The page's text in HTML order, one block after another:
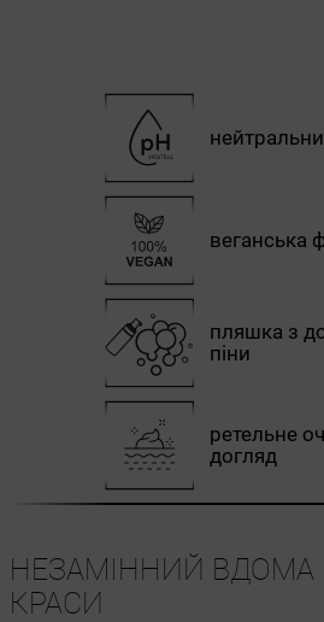
веганська
пляшка з
піни
ретельне
догляд
НЕЗАМІННИЙ ВДОМА
КРАСИ